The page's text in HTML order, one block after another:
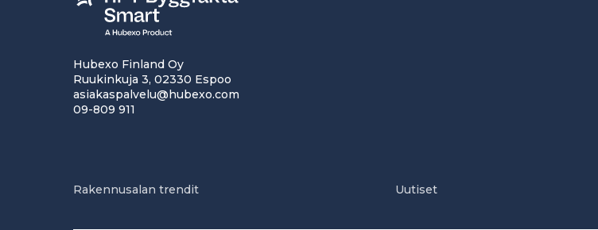
Hubexo Finland Oy
Ruukinkuja 3, 02330 Espoo
asiakaspalvelu@hubexo.com
09-809 911
Rakennusalan trendit Uutiset